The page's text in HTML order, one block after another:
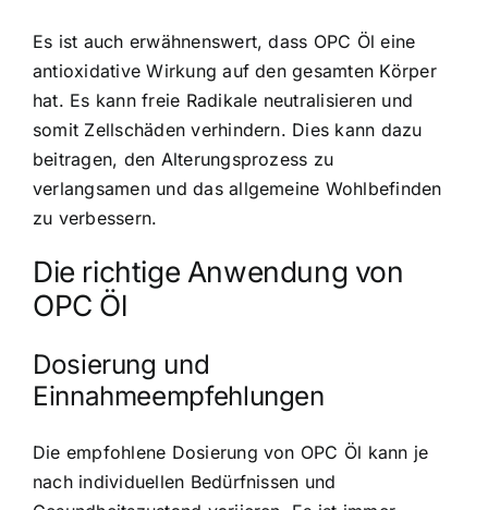
Es ist auch erwähnenswert, dass OPC Öl eine
antioxidative Wirkung auf den gesamten Körper
hat. Es kann freie Radikale neutralisieren und
somit Zellschäden verhindern. Dies kann dazu
beitragen, den Alterungsprozess zu
verlangsamen und das allgemeine Wohlbefinden
zu verbessern.
Die richtige Anwendung von
OPC Öl
Dosierung und
Einnahmeempfehlungen
Die empfohlene Dosierung von OPC Öl kann je
nach individuellen Bedürfnissen und